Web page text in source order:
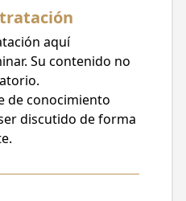
contratación
comentarios
aquí
Su contenido no
de conocimiento
discutido de forma